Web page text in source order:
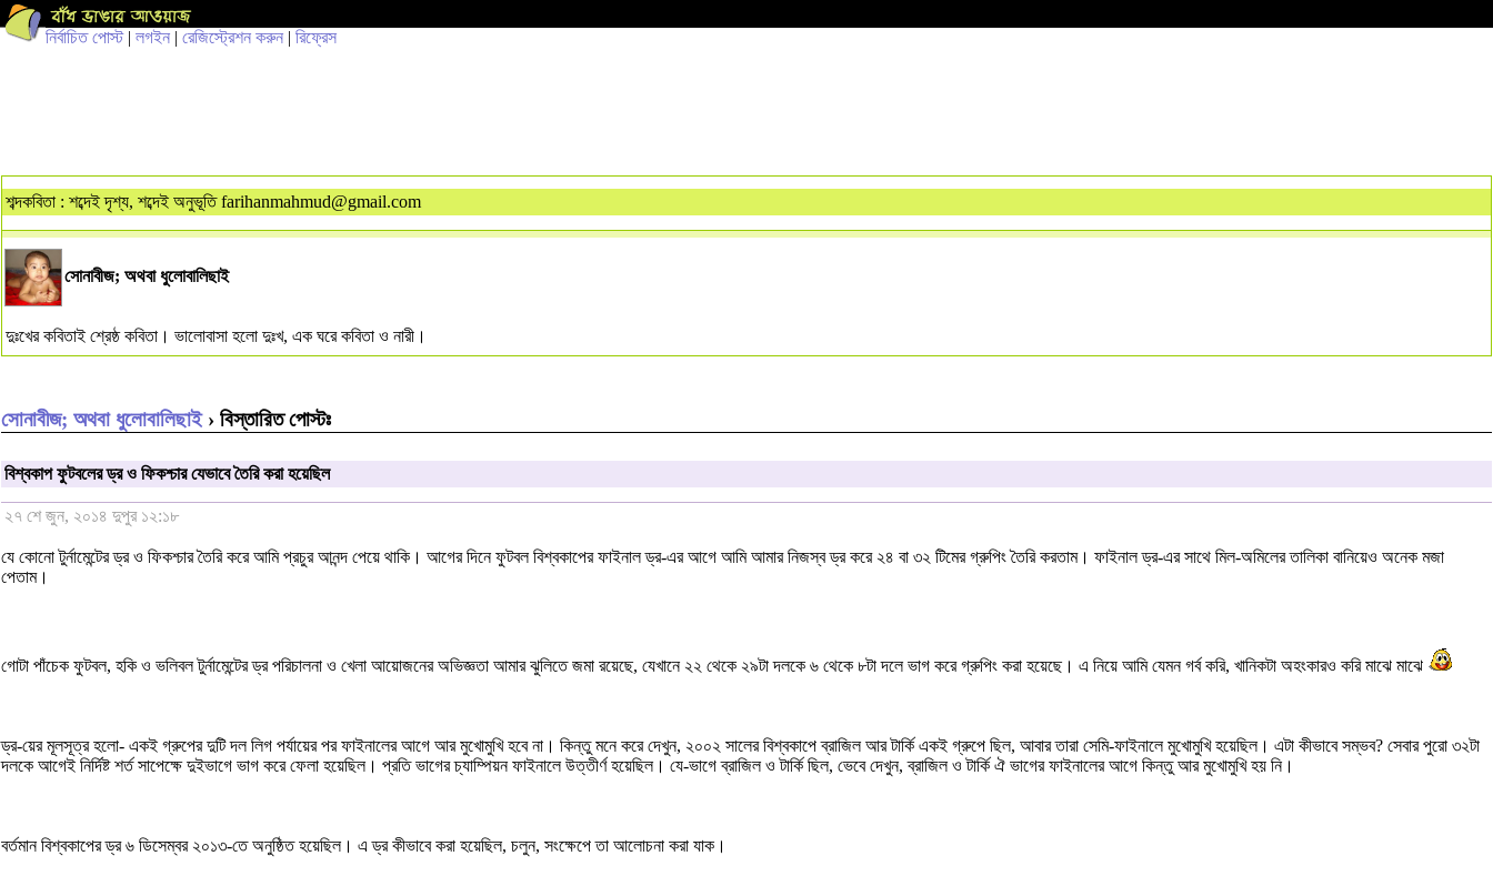
নির্বাচিত পোস্ট| লগইন | রেজিস্ট্রেশন করুন | রিফ্রেস
শব্দকবিতা : শব্দেই দৃশ্য, শব্দেই অনুভূতিfarihanmahmud@gmail.com
সোনাবীজ; অথবা ধুলোবালিছাই
দুঃখের কবিতাই শ্রেষ্ঠ কবিতা। ভালোবাসা হলো দুঃখ, এক ঘরে কবিতা ও নারী।
সোনাবীজ; অথবা ধুলোবালিছাই› বিস্তারিত পোস্টঃ
বিশ্বকাপ ফুটবলের ড্র ও ফিকশ্চার যেভাবে তৈরি করা হয়েছিল
২৭ শে জুন, ২০১৪ দুপুর ১২:১৮
যে কোনো টুর্নামেন্টের ড্র ও ফিকশ্চার তৈরি করে আমি প্রচুর আনন্দ পেয়ে থাকি। আগের দিনে ফুটবল বিশ্বকাপের ফাইনাল ড্র-এর আগে আমি আমার নিজস্ব ড্র করে ২৪ বা ৩২ টিমের গ্রুপিং তৈরি করতাম। ফাইনাল ড্র-এর সাথে মিল-অমিলের তালিকা বানিয়েও অনেক মজা
পেতাম।
গোটা পাঁচেক ফুটবল, হকি ও ভলিবল টুর্নামেন্টের ড্র পরিচালনা ও খেলা আয়োজনের অভিজ্ঞতা আমার ঝুলিতে জমা রয়েছে, যেখানে ২২ থেকে ২৯টা দলকে ৬ থেকে ৮টা দলে ভাগ করে গ্রুপিং করা হয়েছে। এ নিয়ে আমি যেমন গর্ব করি, খানিকটা অহংকারও করি মাঝে মাঝে
ড্র-য়ের মূলসূত্র হলো- একই গ্রুপের দুটি দল লিগ পর্যায়ের পর ফাইনালের আগে আর মুখোমুখি হবে না। কিন্তু মনে করে দেখুন, ২০০২ সালের বিশ্বকাপে ব্রাজিল আর টার্কি একই গ্রুপে ছিল, আবার তারা সেমি-ফাইনালে মুখোমুখি হয়েছিল। এটা কীভাবে সম্ভব? সেবার পুরো ৩২টা
দলকে আগেই নির্দিষ্ট শর্ত সাপেক্ষে দুইভাগে ভাগ করে ফেলা হয়েছিল। প্রতি ভাগের চ্যাম্পিয়ন ফাইনালে উত্তীর্ণ হয়েছিল। যে-ভাগে ব্রাজিল ও টার্কি ছিল, ভেবে দেখুন, ব্রাজিল ও টার্কি ঐ ভাগের ফাইনালের আগে কিন্তু আর মুখোমুখি হয় নি।
বর্তমান বিশ্বকাপের ড্র ৬ ডিসেম্বর ২০১৩-তে অনুষ্ঠিত হয়েছিল। এ ড্র কীভাবে করা হয়েছিল, চলুন, সংক্ষেপে তা আলোচনা করা যাক।